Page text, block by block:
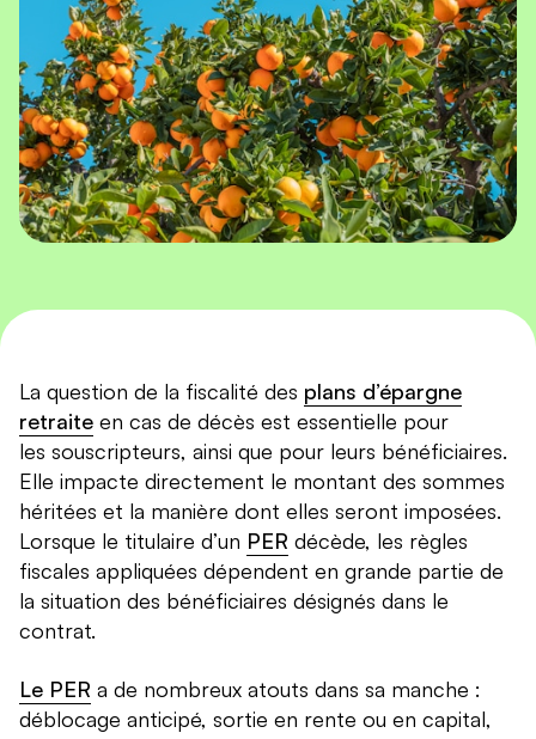
La question de la fiscalité des plans d’épargne
retraite en cas de décès est essentielle pour
les souscripteurs, ainsi que pour leurs bénéficiaires.
Elle impacte directement le montant des sommes
héritées et la manière dont elles seront imposées.
Lorsque le titulaire d’un PER décède, les règles
fiscales appliquées dépendent en grande partie de
la situation des bénéficiaires désignés dans le
contrat.
Le PER a de nombreux atouts dans sa manche :
déblocage anticipé, sortie en rente ou en capital,